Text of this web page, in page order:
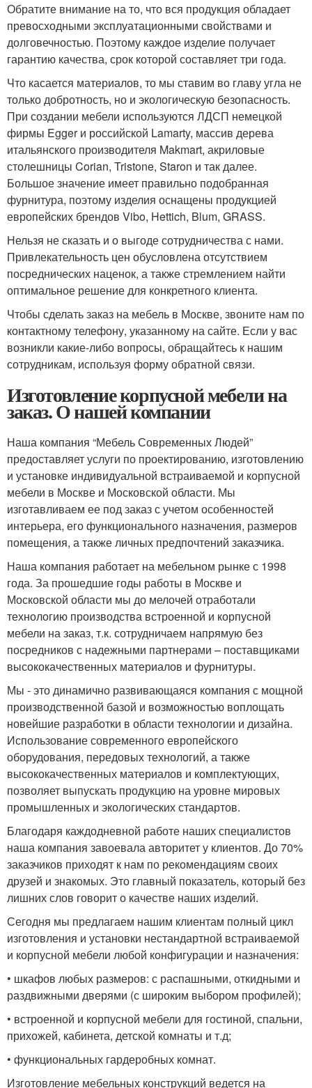
Обратите внимание на то, что вся продукция обладает
превосходными эксплуатационными свойствами и
долговечностью. Поэтому каждое изделие получает
гарантию качества, срок которой составляет три года.
Что касается материалов, то мы ставим во главу угла не
только добротность, но и экологическую безопасность.
При создании мебели используются ЛДСП немецкой
фирмы Egger и российской Lamarty, массив дерева
итальянского производителя Makmart, акриловые
столешницы Corian, Tristone, Staron и так далее.
Большое значение имеет правильно подобранная
фурнитура, поэтому изделия оснащены продукцией
европейских брендов Vibo, Hettich, Blum, GRASS.
Нельзя не сказать и о выгоде сотрудничества с нами.
Привлекательность цен обусловлена отсутствием
посреднических наценок, а также стремлением найти
оптимальное решение для конкретного клиента.
Чтобы сделать заказ на мебель в Москве, звоните нам по
контактному телефону, указанному на сайте. Если у вас
возникли какие-либо вопросы, обращайтесь к нашим
сотрудникам, используя форму обратной связи.
Изготовление корпусной мебели на
заказ. О нашей компании
Наша компания “Мебель Современных Людей”
предоставляет услуги по проектированию, изготовлению
и установке индивидуальной встраиваемой и корпусной
мебели в Москве и Московской области. Мы
изготавливаем ее под заказ с учетом особенностей
интерьера, его функционального назначения, размеров
помещения, а также личных предпочтений заказчика.
Наша компания работает на мебельном рынке с 1998
года. За прошедшие годы работы в Москве и
Московской области мы до мелочей отработали
технологию производства встроенной и корпусной
мебели на заказ, т.к. сотрудничаем напрямую без
посредников с надежными партнерами – поставщиками
высококачественных материалов и фурнитуры.
Мы - это динамично развивающаяся компания с мощной
производственной базой и возможностью воплощать
новейшие разработки в области технологии и дизайна.
Использование современного европейского
оборудования, передовых технологий, а также
высококачественных материалов и комплектующих,
позволяет выпускать продукцию на уровне мировых
промышленных и экологических стандартов.
Благодаря каждодневной работе наших специалистов
наша компания завоевала авторитет у клиентов. До 70%
заказчиков приходят к нам по рекомендациям своих
друзей и знакомых. Это главный показатель, который без
лишних слов говорит о качестве наших изделий.
Сегодня мы предлагаем нашим клиентам полный цикл
изготовления и установки нестандартной встраиваемой
и корпусной мебели любой конфигурации и назначения:
• шкафов любых размеров: с распашными, откидными и
раздвижными дверями (с широким выбором профилей);
• встроенной и корпусной мебели для гостиной, спальни,
прихожей, кабинета, детской комнаты и т.д;
• функциональных гардеробных комнат.
Изготовление мебельных конструкций ведется на